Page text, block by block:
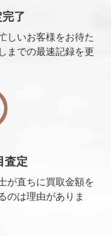
了
しいお客様をお待た
までの最速記録を更
査定
が直ちに買取金額を
のは理由がありま